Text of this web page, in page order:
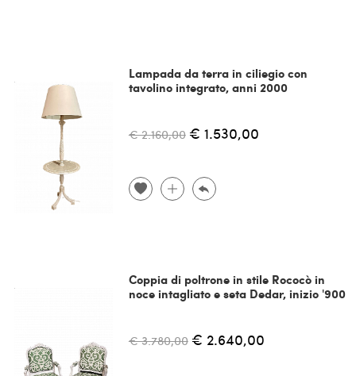
Lampada da terra in ciliegio con
tavolino integrato, anni 2000
€ 2.160,00 € 1.530,00
Coppia di poltrone in stile Rococò in
noce intagliato e seta Dedar, inizio '900
€ 3.780,00 € 2.640,00